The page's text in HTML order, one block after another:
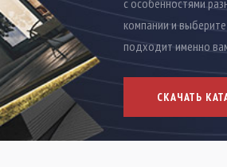
компании и
подходит именно
СКАЧАТЬ